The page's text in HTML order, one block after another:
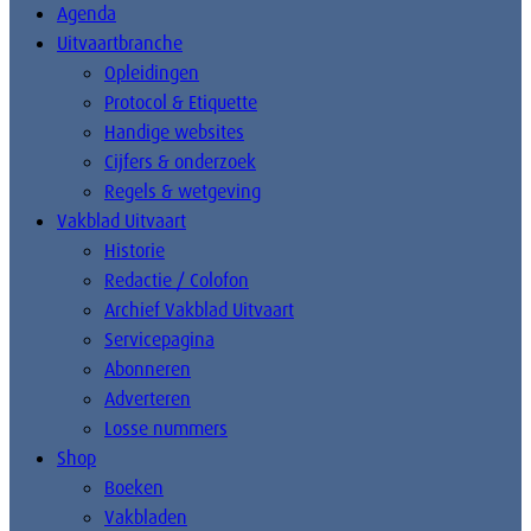
Agenda
Uitvaartbranche
Opleidingen
Protocol & Etiquette
Handige websites
Cijfers & onderzoek
Regels & wetgeving
Vakblad Uitvaart
Historie
Redactie / Colofon
Archief Vakblad Uitvaart
Servicepagina
Abonneren
Adverteren
Losse nummers
Shop
Boeken
Vakbladen